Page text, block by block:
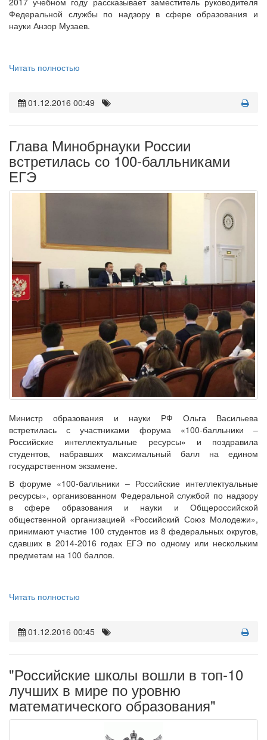
Федеральной службы по надзору в сфере образования и
науки Анзор Музаев.
Читать полностью
01.12.2016 00:49
Глава Минобрнауки России
встретилась со 100-балльниками
ЕГЭ
Министр образования и науки РФ Ольга Васильева
встретилась с участниками форума «100-балльники –
Российские интеллектуальные ресурсы» и поздравила
студентов, набравших максимальный балл на едином
государственном экзамене.
В форуме «100-балльники – Российские интеллектуальные
ресурсы», организованном Федеральной службой по надзору
в сфере образования и науки и Общероссийской
общественной организацией «Российский Союз Молодежи»,
принимают участие 100 студентов из 8 федеральных округов,
сдавших в 2014-2016 годах ЕГЭ по одному или нескольким
предметам на 100 баллов.
Читать полностью
01.12.2016 00:45
"Российские школы вошли в топ-10
лучших в мире по уровню
математического образования"